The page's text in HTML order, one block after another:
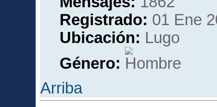
Registrado: 01 Ene
Ubicación: Lugo
Género:
Arriba